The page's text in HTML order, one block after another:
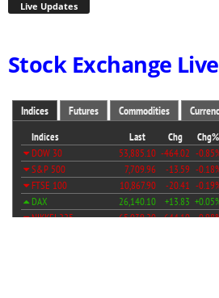
Live Updates
Stock Exchange Live